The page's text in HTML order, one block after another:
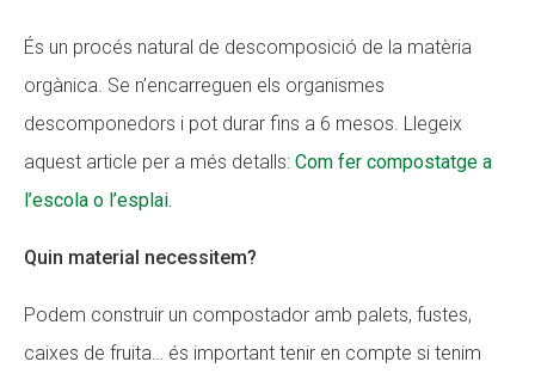
És un procés natural de descomposició de la matèria
orgànica. Se n’encarreguen els organismes
descomponedors i pot durar fins a 6 mesos. Llegeix
aquest article per a més detalls: Com fer compostatge a
l’escola o l’esplai.
Quin material necessitem?
Podem construir un compostador amb palets, fustes,
caixes de fruita… és important tenir en compte si tenim